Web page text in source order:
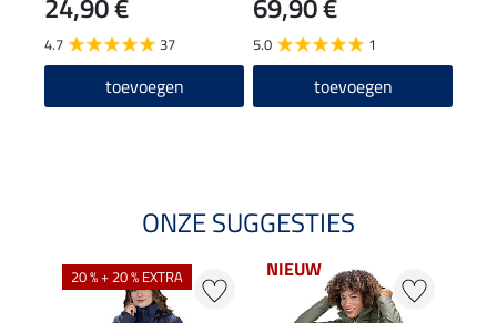
24,90 €
4.7 37
toevoegen
69,90 €
5.0 1
toevoegen
ONZE SUGGESTIES
20 % + 20 % EXTRA NIEUW